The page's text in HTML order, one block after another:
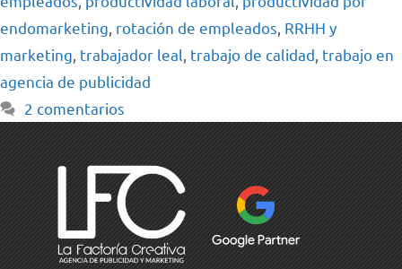
endomarketing, rotación de empleados, RRHH y
marketing, trabajador leal, trabajo de calidad, trabajo en
agencia de publicidad
2 comentarios